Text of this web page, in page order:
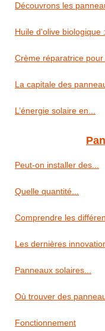
Découvrons les
Huile d'olive biologique :
Crème réparatrice pour
La capitale des
L’énergie solaire en...
Peut-on installer des...
Quelle quantité...
Comprendre les
Les dernières
Panneaux solaires...
Où trouver des
Fonctionnement